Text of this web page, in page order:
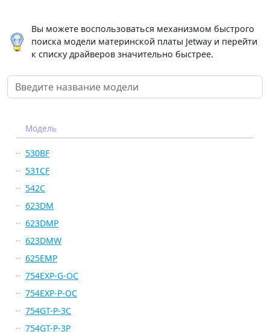
Вы можете воспользоваться механизмом быстрого
поиска модели материнской платы Jetway и перейти
к списку драйверов значительно быстрее.
Модель
530BF
531CF
542C
623DM
623DMP
623DMW
625EMP
754EXP-G-OC
754EXP-P-OC
754GT-P-3C
754GT-P-3P